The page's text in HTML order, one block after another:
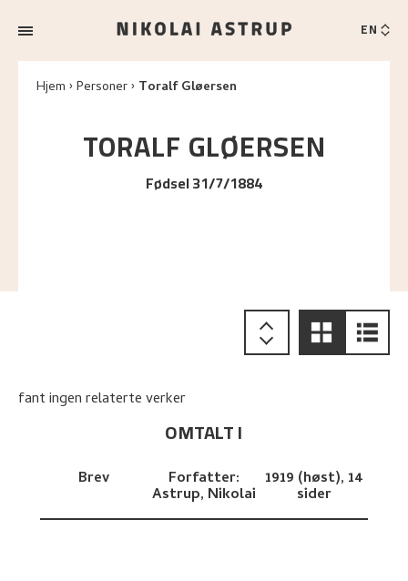
EN
Hjem Personer Toralf Gløersen
TORALFGLØERSEN
Fødsel 31/7/1884
fant ingen relaterte verker
OMTALT I
Brev Forfatter:
Astrup, Nikolai
1919 (høst),14
sider